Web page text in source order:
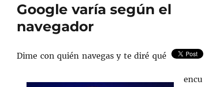
Google varía según el
navegador
Dime con quién navegas y te diré qué
encu